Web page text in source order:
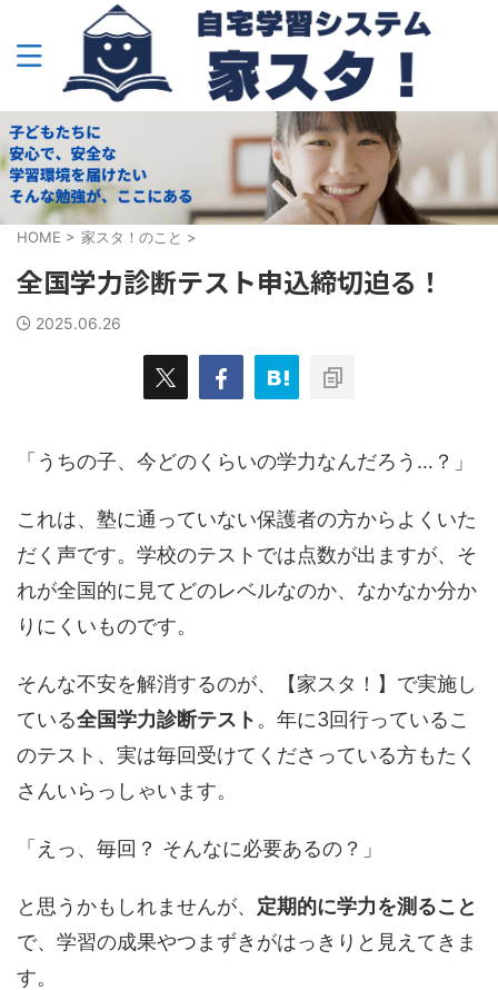
HOME > 家スタ！のこと >
全国学力診断テスト申込締切迫る！
2025.06.26
「うちの子、今どのくらいの学力なんだろう…？」
これは、塾に通っていない保護者の方からよくいた
だく声です。学校のテストでは点数が出ますが、そ
れが全国的に見てどのレベルなのか、なかなか分か
りにくいものです。
そんな不安を解消するのが、【家スタ！】で実施し
ている全国学力診断テスト 。年に3回行っているこ
のテスト、実は毎回受けてくださっている方もたく
さんいらっしゃいます。
「えっ、毎回？ そんなに必要あるの？」
と思うかもしれませんが、 定期的に学力を測ること
で、学習の成果やつまずきがはっきりと見えてきま
す。